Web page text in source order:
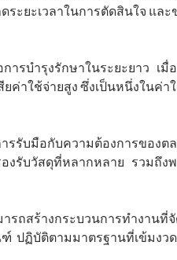
ะยะเวลาในการตัดสินใจ แ
รบำรุงรักษาในระยะยาว เ
าใช้จ่ายสูง ซึ่งเป็นหนึ่งในค่
รับมือกับความต้องการของต
รับวัสดุที่หลากหลาย รวมถึ
รถสร้างกระบวนการทำงา
ฏิบัติตามมาตรฐานที่เข้มงว